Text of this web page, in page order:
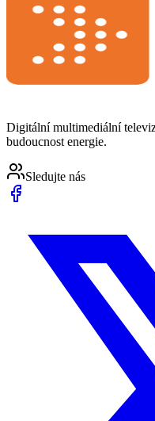
Digitální multimediální
budoucnost energie.
Sledujte nás